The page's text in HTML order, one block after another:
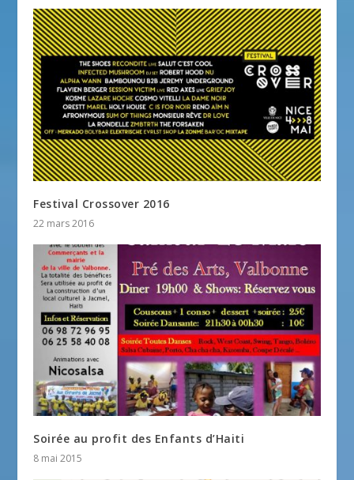
Festival Crossover 2016
22 mars 2016
Soirée au profit des Enfants d’Haiti
8 mai 2015